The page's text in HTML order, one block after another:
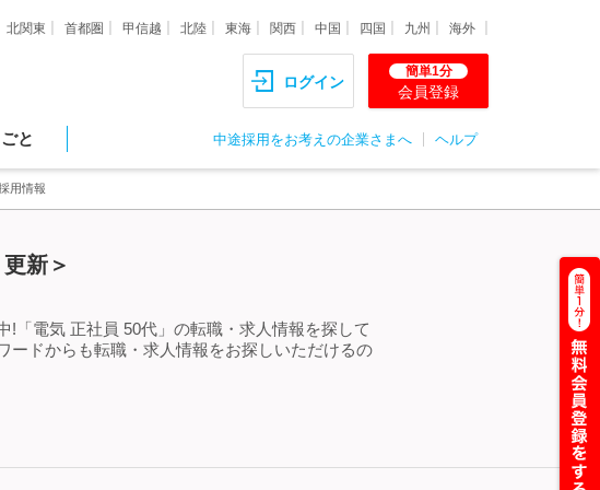
北関東 首都圏 甲信越 北陸 東海 関西 中国 四国 九州 海外
ログイン
簡単1分
会員登録
と 中途採用をお考えの企業さまへ ヘルプ
用情報
新＞
「電気 正社員 50代」の転職・求人情報を探して
ードからも転職・求人情報をお探しいただけるの